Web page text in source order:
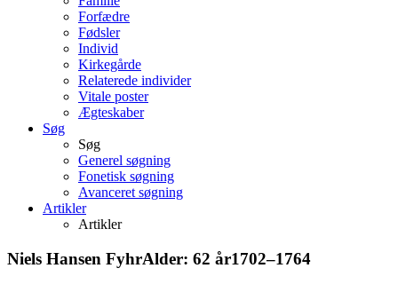
Forfædre
Fødsler
Individ
Kirkegårde
Relaterede individer
Vitale poster
Ægteskaber
Søg
Søg
Generel søgning
Fonetisk søgning
Avanceret søgning
Artikler
Artikler
Niels Hansen FyhrAlder: 62 år1702–1764